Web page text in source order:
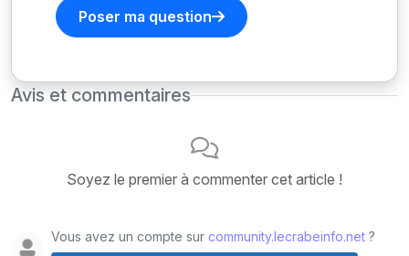
Poser ma question
Avis et commentaires
Soyez le premier à commenter cet article !
Vous avez un compte sur community.lecrabeinfo.net ?